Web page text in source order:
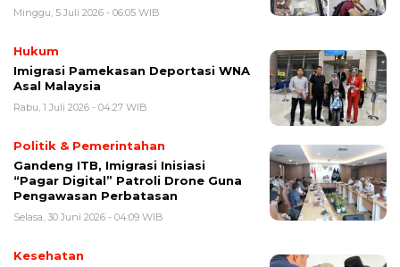
Minggu, 5 Juli 2026 - 06:05 WIB
Hukum
Imigrasi Pamekasan Deportasi WNA
Asal Malaysia
Rabu, 1 Juli 2026 - 04:27 WIB
Politik & Pemerintahan
Gandeng ITB, Imigrasi Inisiasi
“Pagar Digital” Patroli Drone Guna
Pengawasan Perbatasan
Selasa, 30 Juni 2026 - 04:09 WIB
Kesehatan